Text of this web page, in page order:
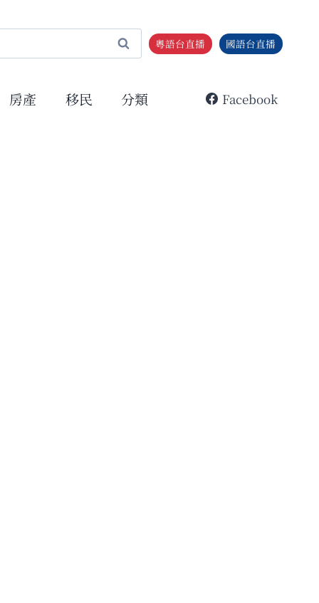
粵語台直播 國語台直播
房產 移民 分類 Facebook